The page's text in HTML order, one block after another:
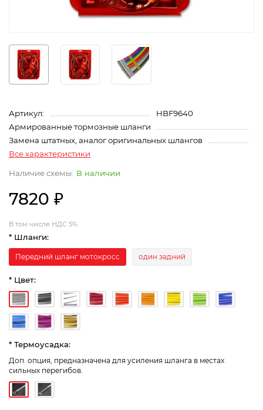
Артикул:
HBF9640
Армированные тормозные шланги
Замена штатных, аналог оригинальных шлангов
Все характеристики
В наличии
7820 ₽
В том числе НДС 5%
* Шланги:
Передний шланг мотокросс один задний
* Цвет:
* Термоусадка:
Доп. опция, предназначена для усиления шланга в местах
сильных перегибов.